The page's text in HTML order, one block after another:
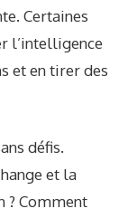
Certaines
l’intelligence
et en tirer des
défis.
et la
? Comment